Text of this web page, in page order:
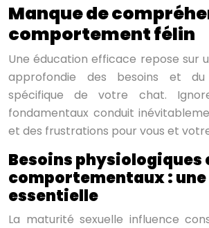
Manque de
comportement félin
Une éducation efficace repose sur
approfondie des besoins et du
spécifique de votre chat.
fondamentaux conduit
et des frustrations pour vous et
Besoins physiologiques
comportementaux : une
essentielle
La maturité sexuelle influence